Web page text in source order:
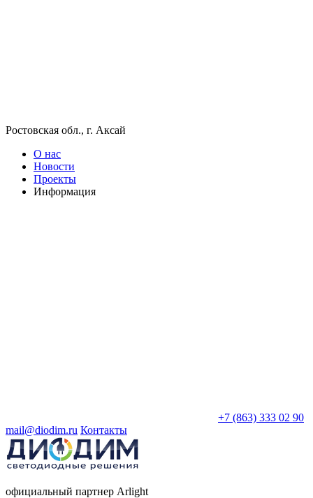
Ростовская обл., г. Аксай
О нас
Новости
Проекты
Информация
+7 (863) 333 02 90
mail@diodim.ru Контакты
официальный партнер Arlight